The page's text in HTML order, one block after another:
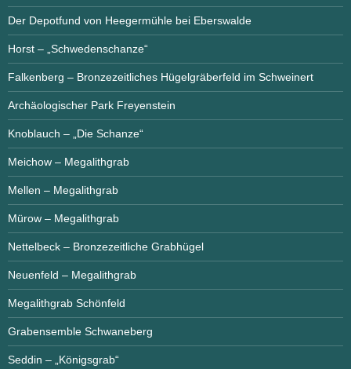
Der Depotfund von Heegermühle bei Eberswalde
Horst – „Schwedenschanze“
Falkenberg – Bronzezeitliches Hügelgräberfeld im Schweinert
Archäologischer Park Freyenstein
Knoblauch – „Die Schanze“
Meichow – Megalithgrab
Mellen – Megalithgrab
Mürow – Megalithgrab
Nettelbeck – Bronzezeitliche Grabhügel
Neuenfeld – Megalithgrab
Megalithgrab Schönfeld
Grabensemble Schwaneberg
Seddin – „Königsgrab“